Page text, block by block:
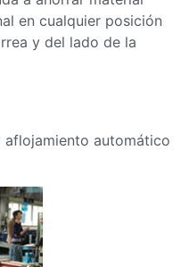
en cualquier posición
y del lado de la
automático